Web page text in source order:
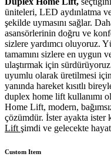
üniteleri, LED aydınlatma
şekilde uymasını sağlar.
asansörlerinin doğru ve
sizlere yardımcı oluyoruz.
tamamını sizlere en uygun
ulaştırmak için
uyumlu olarak üretilmesi
yanında hareket kısıtlı
duplex home lift kullanımı
Home Lift, modern,
çözümdür. İster ayakta ister
Lift şimdi ve gelecekte
Custom Item